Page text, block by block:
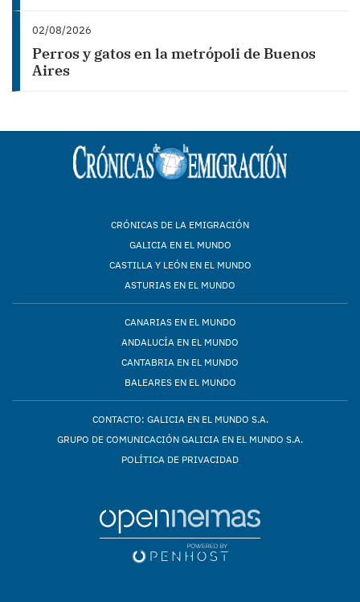
02/08/2026
Perros y gatos en la metrópoli de Buenos
Aires
CRÓNICAS DE LA EMIGRACIÓN
GALICIA EN EL MUNDO
CASTILLA Y LEÓN EN EL MUNDO
ASTURIAS EN EL MUNDO
CANARIAS EN EL MUNDO
ANDALUCÍA EN EL MUNDO
CANTABRIA EN EL MUNDO
BALEARES EN EL MUNDO
CONTACTO: GALICIA EN EL MUNDO S.A.
GRUPO DE COMUNICACIÓN GALICIA EN EL MUNDO S.A.
POLÍTICA DE PRIVACIDAD